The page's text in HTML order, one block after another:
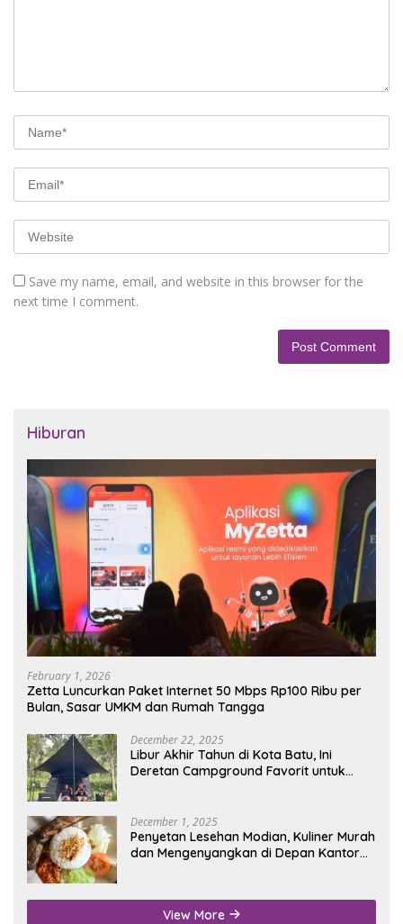
Save my name, email, and website in this browser for the
next time I comment.
Hiburan
February 1, 2026
Zetta Luncurkan Paket Internet 50 Mbps Rp100 Ribu per
Bulan, Sasar UMKM dan Rumah Tangga
December 22, 2025
Libur Akhir Tahun di Kota Batu, Ini
Deretan Campground Favorit untuk
December 1, 2025
Penyetan Lesehan Modian, Kuliner Murah
dan Mengenyangkan di Depan Kantor
View More